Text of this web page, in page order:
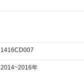
1416CD007
2014~2016年